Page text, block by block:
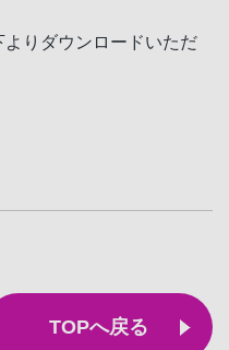
りダウンロードいただ
TOPへ戻る